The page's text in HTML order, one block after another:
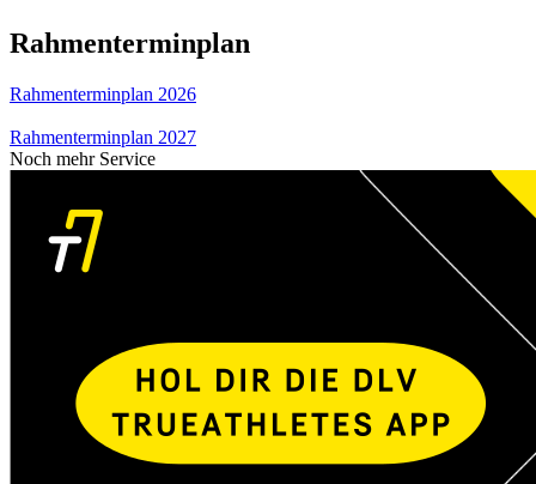
Rahmenterminplan
Rahmenterminplan 2026
Rahmenterminplan 2027
Noch mehr Service